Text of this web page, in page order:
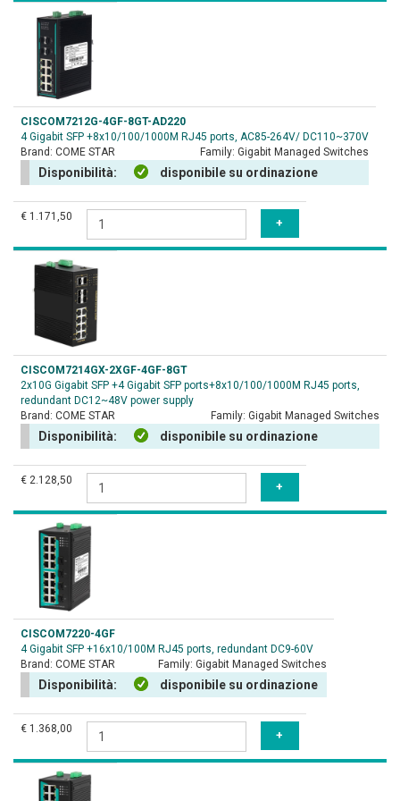
CISCOM7212G-4GF-8GT-AD220
4 Gigabit SFP +8x10/100/1000M RJ45 ports, AC85-264V/ DC110~370V
Brand: COME STAR Family: Gigabit Managed Switches
Disponibilità: disponibile su ordinazione
€ 1.171,50
CISCOM7214GX-2XGF-4GF-8GT
2x10G Gigabit SFP +4 Gigabit SFP ports+8x10/100/1000M RJ45 ports,
redundant DC12~48V power supply
Brand: COME STAR Family: Gigabit Managed Switches
Disponibilità: disponibile su ordinazione
€ 2.128,50
CISCOM7220-4GF
4 Gigabit SFP +16x10/100M RJ45 ports, redundant DC9-60V
Brand: COME STAR Family: Gigabit Managed Switches
Disponibilità: disponibile su ordinazione
€ 1.368,00